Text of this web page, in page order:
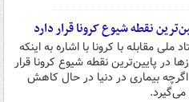
نقطه شیوع کرونا قرار دارد
مقابله با کرونا با اشاره به اینکه
در پایین‌ترین نقطه شیوع کرونا قرار
بیماری در دنیا در حال کاهش